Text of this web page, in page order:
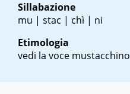
Sillabazione
mu | stac | chì | ni
Etimologia
vedi la voce mustacchino